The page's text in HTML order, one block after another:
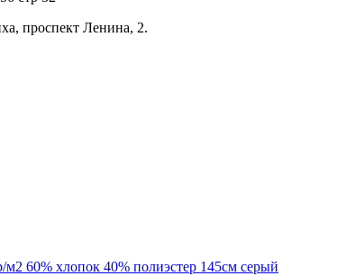
проспект Ленина, 2.
м2 60% хлопок 40% полиэстер 145см серый